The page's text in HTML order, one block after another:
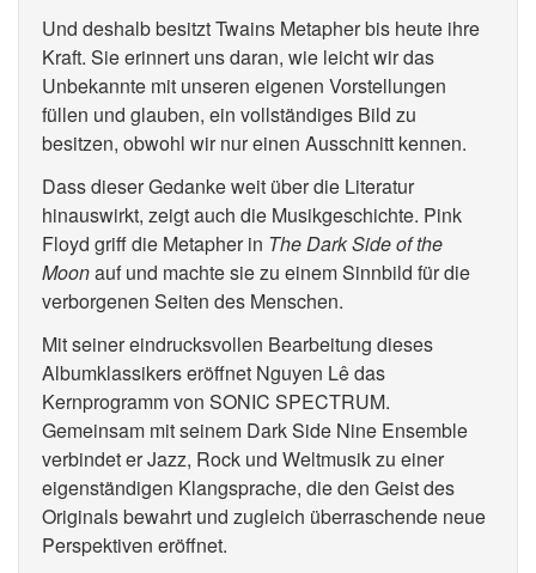
Und deshalb besitzt Twains Metapher bis heute ihre
Kraft. Sie erinnert uns daran, wie leicht wir das
Unbekannte mit unseren eigenen Vorstellungen
füllen und glauben, ein vollständiges Bild zu
besitzen, obwohl wir nur einen Ausschnitt kennen.
Dass dieser Gedanke weit über die Literatur
hinauswirkt, zeigt auch die Musikgeschichte. Pink
Floyd griff die Metapher in The Dark Side of the
Moonauf und machte sie zu einem Sinnbild für die
verborgenen Seiten des Menschen.
Mit seiner eindrucksvollen Bearbeitung dieses
Albumklassikers eröffnet Nguyen Lê das
Kernprogramm von SONIC SPECTRUM.
Gemeinsam mit seinem Dark Side Nine Ensemble
verbindet er Jazz, Rock und Weltmusik zu einer
eigenständigen Klangsprache, die den Geist des
Originals bewahrt und zugleich überraschende neue
Perspektiven eröffnet.